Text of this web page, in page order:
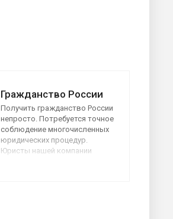
Гражданство России
Получить гражданство России
непросто. Потребуется точное
соблюдение многочисленных
юридических процедур.
Юристы нашей компании